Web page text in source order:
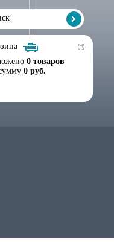
0 товаров
0 руб.